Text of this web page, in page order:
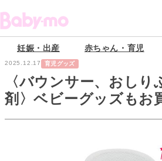
妊娠・出産 赤ちゃん・育児
2025.12.17 育児グッズ
〈バウンサー、おしり
剤〉ベビーグッズもお
♡【Amazonクリスマ